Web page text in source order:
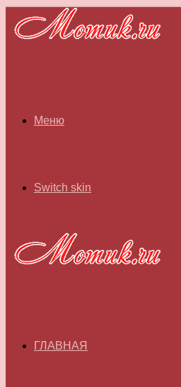
Меню
Switch skin
ГЛАВНАЯ